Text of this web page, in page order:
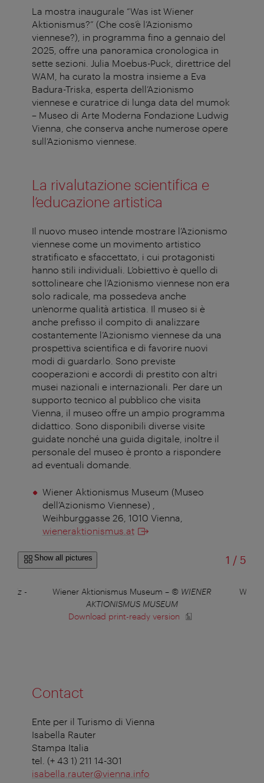
La mostra inaugurale “Was ist Wiener
Aktionismus?” (Che cos’è l’Azionismo
viennese?), in programma fino a gennaio del
2025, offre una panoramica cronologica in
sette sezioni. Julia Moebus-Puck, direttrice del
WAM, ha curato la mostra insieme a Eva
Badura-Triska, esperta dell’Azionismo
viennese e curatrice di lunga data del mumok
– Museo di Arte Moderna Fondazione Ludwig
Vienna, che conserva anche numerose opere
sull’Azionismo viennese.
La rivalutazione scientifica e
l’educazione artistica
Il nuovo museo intende mostrare l’Azionismo
viennese come un movimento artistico
stratificato e sfaccettato, i cui protagonisti
hanno stili individuali. L’obiettivo è quello di
sottolineare che l’Azionismo viennese non era
solo radicale, ma possedeva anche
un’enorme qualità artistica. Il museo si è
anche prefisso il compito di analizzare
costantemente l’Azionismo viennese da una
prospettiva scientifica e di favorire nuovi
modi di guardarlo. Sono previste
cooperazioni e accordi di prestito con altri
musei nazionali e internazionali. Per dare un
supporto tecnico al pubblico che visita
Vienna, il museo offre un ampio programma
didattico. Sono disponibili diverse visite
guidate nonché una guida digitale, inoltre il
personale del museo è pronto a rispondere
ad eventuali domande.
Wiener Aktionismus Museum (Museo
dell’Azionismo Viennese) ,
Weihburggasse 26, 1010 Vienna,
wieneraktionismus.at
Show all pictures 1 /of
5
- Wiener Aktionismus Museum – © WIENER
AKTIONISMUS MUSEUM
Download print-ready version
Contact
Ente per il Turismo di Vienna
Isabella Rauter
Stampa Italia
tel. (+ 43 1) 211 14-301
isabella.rauter@vienna.info